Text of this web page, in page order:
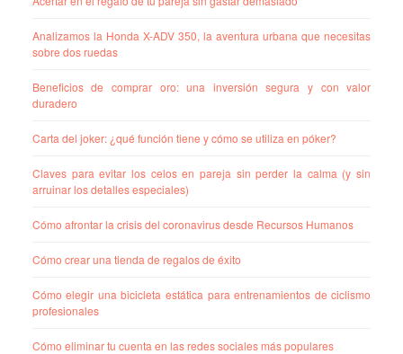
Analizamos la Honda X-ADV 350, la aventura urbana que necesitas
sobre dos ruedas
Beneficios de comprar oro: una inversión segura y con valor
duradero
Carta del joker: ¿qué función tiene y cómo se utiliza en póker?
Claves para evitar los celos en pareja sin perder la calma (y sin
arruinar los detalles especiales)
Cómo afrontar la crisis del coronavirus desde Recursos Humanos
Cómo crear una tienda de regalos de éxito
Cómo elegir una bicicleta estática para entrenamientos de ciclismo
profesionales
Cómo eliminar tu cuenta en las redes sociales más populares